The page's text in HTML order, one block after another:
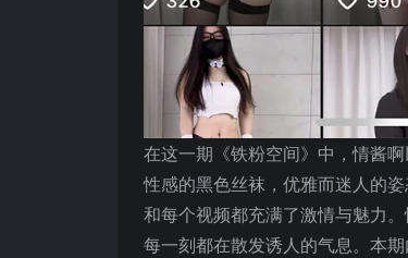
在这一期《铁粉空间》中，情酱
性感的黑色丝袜，优雅而迷人的
和每个视频都充满了激情与魅力
每一刻都在散发诱人的气息。本